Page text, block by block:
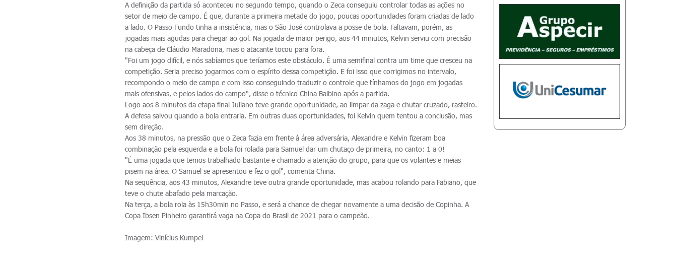
A definição da partida só aconteceu no segundo tempo, quando o Zeca conseguiu controlar todas as ações no
setor de meio de campo. É que, durante a primeira metade do jogo, poucas oportunidades foram criadas de lado
a lado. O Passo Fundo tinha a insistência, mas o São José controlava a posse de bola. Faltavam, porém, as
jogadas mais agudas para chegar ao gol. Na jogada de maior perigo, aos 44 minutos, Kelvin serviu com precisão
na cabeça de Cláudio Maradona, mas o atacante tocou para fora.
"Foi um jogo difícil, e nós sabíamos que teríamos este obstáculo. É uma semifinal contra um time que cresceu na
competição. Seria preciso jogarmos com o espírito dessa competição. E foi isso que corrigimos no intervalo,
recompondo o meio de campo e com isso conseguindo traduzir o controle que tínhamos do jogo em jogadas
mais ofensivas, e pelos lados do campo", disse o técnico China Balbino após a partida.
Logo aos 8 minutos da etapa final Juliano teve grande oportunidade, ao limpar da zaga e chutar cruzado, rasteiro.
A defesa salvou quando a bola entraria. Em outras duas oportunidades, foi Kelvin quem tentou a conclusão, mas
sem direção.
Aos 38 minutos, na pressão que o Zeca fazia em frente à área adversária, Alexandre e Kelvin fizeram boa
combinação pela esquerda e a bola foi rolada para Samuel dar um chutaço de primeira, no canto: 1 a 0!
"É uma jogada que temos trabalhado bastante e chamado a atenção do grupo, para que os volantes e meias
pisem na área. O Samuel se apresentou e fez o gol", comenta China.
Na sequência, aos 43 minutos, Alexandre teve outra grande oportunidade, mas acabou rolando para Fabiano, que
teve o chute abafado pela marcação.
Na terça, a bola rola às 15h30min no Passo, e será a chance de chegar novamente a uma decisão de Copinha. A
Copa Ibsen Pinheiro garantirá vaga na Copa do Brasil de 2021 para o campeão.
Imagem: Vinícius Kumpel